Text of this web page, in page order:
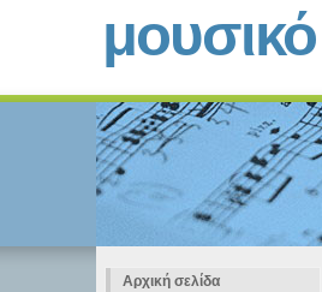
μουσικό
Αρχική σελίδα